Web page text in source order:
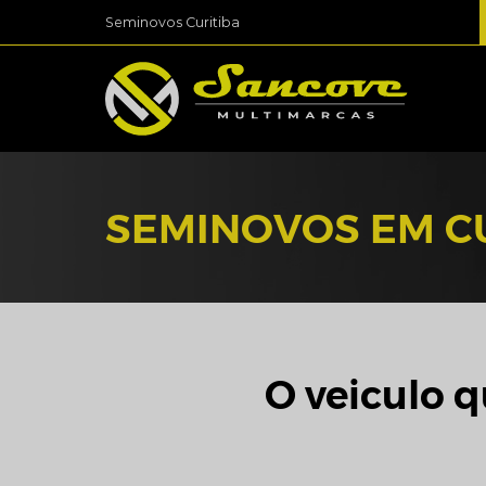
Seminovos Curitiba
SEMINOVOS EM
O veiculo